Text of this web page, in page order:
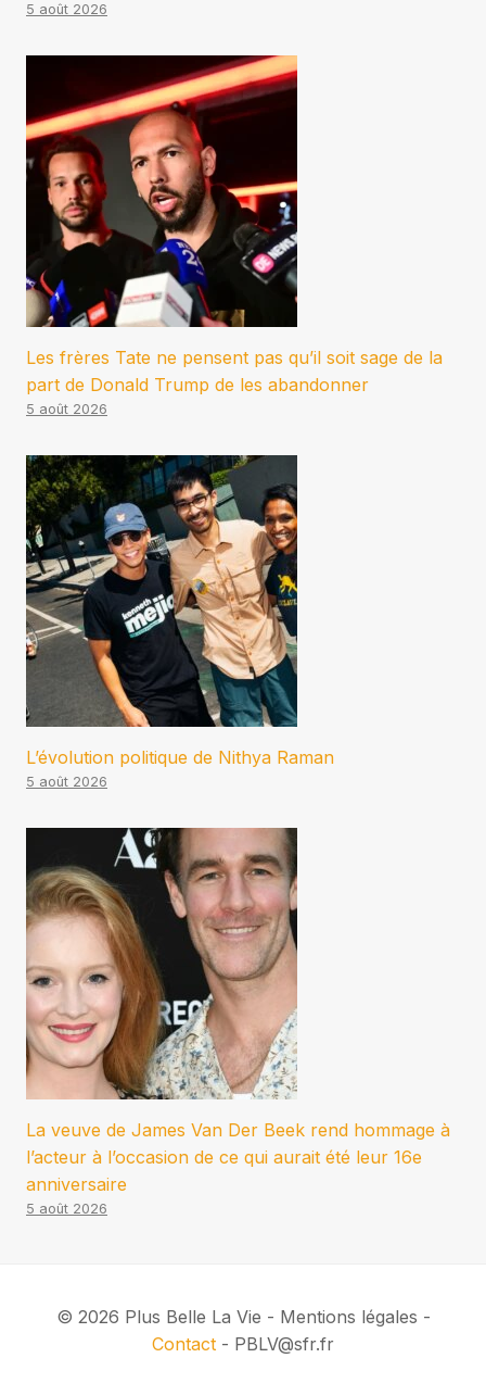
5 août 2026
Les frères Tate ne pensent pas qu’il soit sage de la
part de Donald Trump de les abandonner
5 août 2026
L’évolution politique de Nithya Raman
5 août 2026
La veuve de James Van Der Beek rend hommage à
l’acteur à l’occasion de ce qui aurait été leur 16e
anniversaire
5 août 2026
© 2026 Plus Belle La Vie - Mentions légales -
Contact - PBLV@sfr.fr